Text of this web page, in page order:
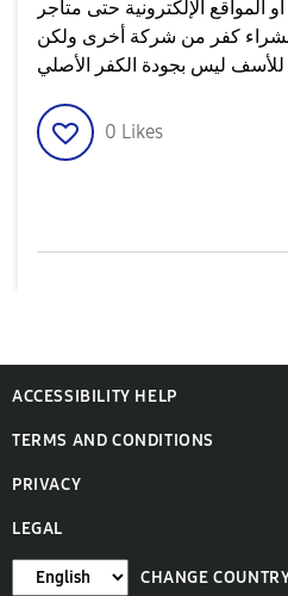
أو المواقع الإلكترونية حتى متاجر Samsung الموجودة في
كفر من شركة أخرى ولكن
للأسف ليس بجودة الكفر الأصلي
0 Likes
ACCESSIBILITY HELP
TERMS AND CONDITIONS
PRIVACY
LEGAL
CHANGE